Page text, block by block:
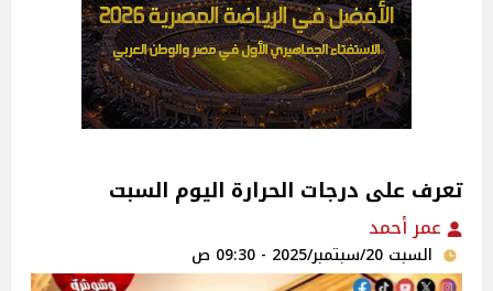
تعرف على درجات الحرارة اليوم السبت
عمر أحمد
السبت 20/سبتمبر/2025 - 09:30 ص